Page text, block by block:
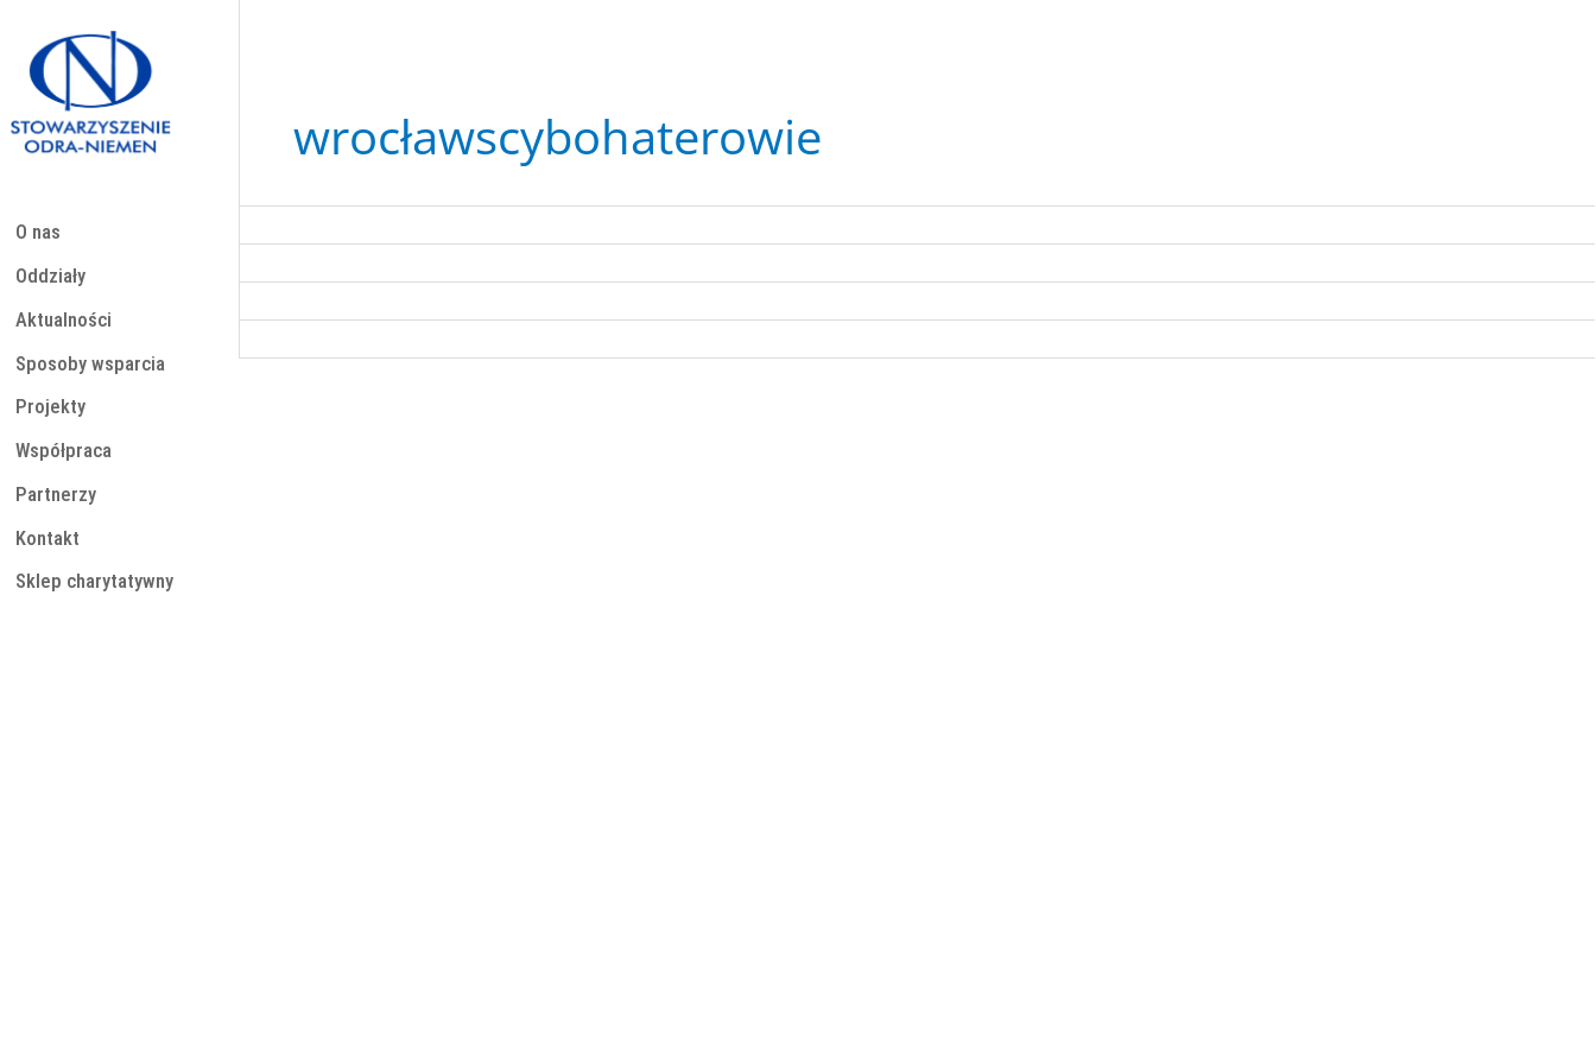
treści
O nas
Oddziały
Aktualności
Sposoby wsparcia
Projekty
Współpraca
Partnerzy
Kontakt
Sklep charytatywny
wrocławscybohaterowie